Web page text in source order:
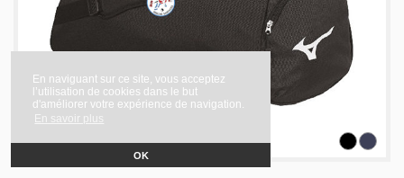
En naviguant sur ce site, vous acceptez
l’utilisation de cookies dans le but
d'améliorer votre expérience de navigation.
En savoir plus
OK
Sac Holdall Medium